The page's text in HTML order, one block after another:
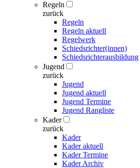
Regeln
zurück
Regeln
Regeln aktuell
Regelwerk
Schiedsrichter(innen)
Schiedsrichterausbildung
Jugend
zurück
Jugend
Jugend aktuell
Jugend Termine
Jugend Rangliste
Kader
zurück
Kader
Kader aktuell
Kader Termine
Kader Archiv